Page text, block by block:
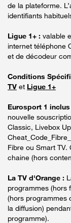
de la plateforme.
identifiants
Ligue 1+ : valable
internet téléphone
et de décodeur
Conditions
TV et Ligue 1+
Eurosport 1 inclus
nouvelle
Classic, Livebox
Fibre ou Smart
chaine (hors
La TV d'Orange :
programmes (hors
(hors programmes
la diffusion)
programme).